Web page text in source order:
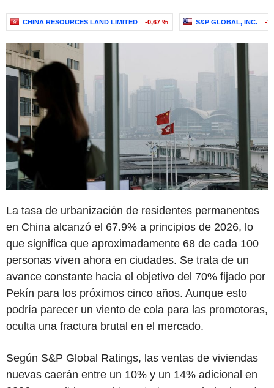
CHINA RESOURCES LAND LIMITED -0,67 % S&P GLOBAL, INC. -
La tasa de urbanización de residentes permanentes
en China alcanzó el 67.9% a principios de 2026, lo
que significa que aproximadamente 68 de cada 100
personas viven ahora en ciudades. Se trata de un
avance constante hacia el objetivo del 70% fijado por
Pekín para los próximos cinco años. Aunque esto
podría parecer un viento de cola para las promotoras,
oculta una fractura brutal en el mercado.
Según S&P Global Ratings, las ventas de viviendas
nuevas caerán entre un 10% y un 14% adicional en